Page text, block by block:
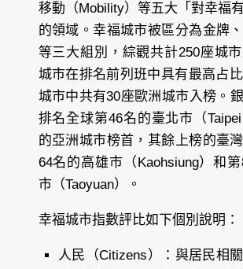
移動（Mobility）等五大「對幸福有
的領域。幸福城市被區分為金牌
等三大組別，綜觀共計250座城
城市在排名前列班中具有最高占
城市中共有30座歐洲城市入榜。
排名全球第46名的臺北市（
的亞洲城市榜首，其餘上榜的臺
64名的高雄市（Kaohsiung）和
市（Taoyuan）。
幸福城市指數評比如下個別說明：
人民（Citizens）：與居民相